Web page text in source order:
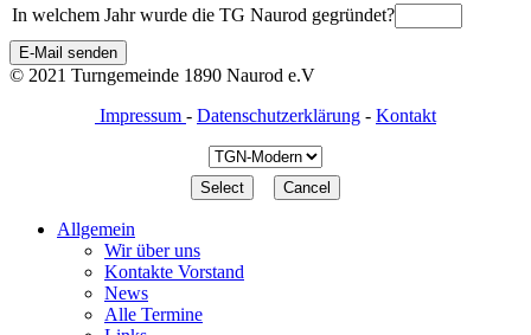
In welchem Jahr wurde die TG Naurod gegründet?
E-Mail senden
© 2021 Turngemeinde 1890 Naurod e.V
Impressum - Datenschutzerklärung - Kontakt
Allgemein
Wir über uns
Kontakte Vorstand
News
Alle Termine